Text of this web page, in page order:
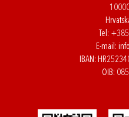
Tel:
E-mail:
IBAN:
OIB: